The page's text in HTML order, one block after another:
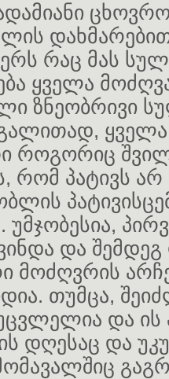
დახმარებით
რაც მას
ყველა
ზნეობრივი
ყველა
როგორიც
რომ პატივს
და
მოძღვრის
თუმცა,
და ის
დღესაც და